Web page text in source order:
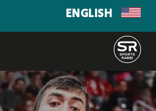
ENGLISH